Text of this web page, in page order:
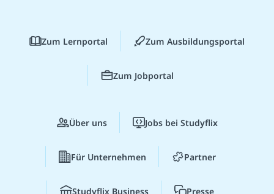
Zum Lernportal Zum Ausbildungsportal
Zum Jobportal
Über uns Jobs bei Studyflix
Für Unternehmen Partner
Studyflix Business Presse